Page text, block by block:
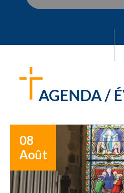
AGENDA /
08
Août